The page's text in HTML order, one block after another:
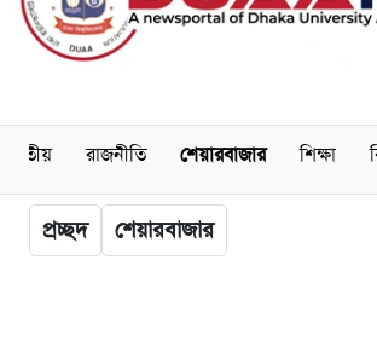
জাতীয় রাজনীতি শেয়ারবাজার শিক্ষা
প্রচ্ছদ শেয়ারবাজার